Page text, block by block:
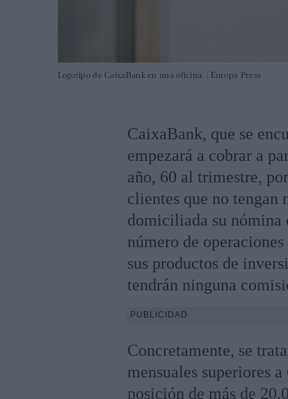
Logotipo de CaixaBank en una oficina. | Europa Press
CaixaBank, que se
empezará a cobrar a
año, 60 al trimestre,
clientes que no tengan
domiciliada su nómina
número de
sus productos de
tendrán ninguna
PUBLICIDAD
Concretamente, se
mensuales superiores
posición de más de